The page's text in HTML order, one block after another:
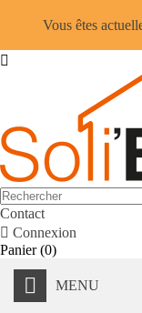
Vous êtes

Contact
 Connexion
Panier (0)
MENU